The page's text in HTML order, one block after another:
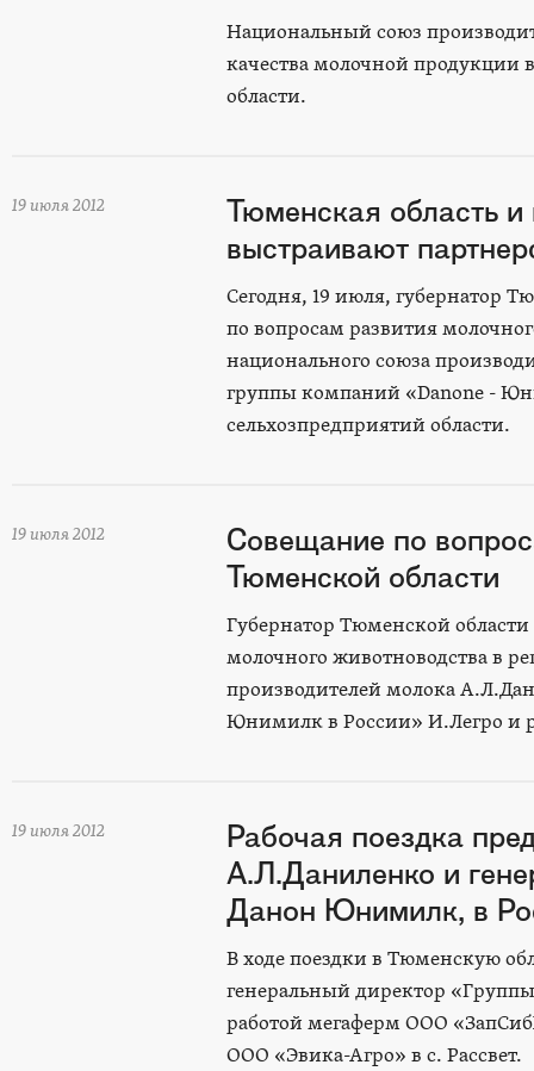
Национальный союз
качества молочной продукции
области.
19 июля 2012
Тюменская область
выстраивают
Сегодня, 19 июля, губернатор
по вопросам развития
национального союза
группы компаний «Danone -
сельхозпредприятий области.
19 июля 2012
Совещание по
Тюменской области
Губернатор Тюменской
молочного животноводства в
производителей молока
Юнимилк в России» И.Легро и
19 июля 2012
Рабочая поездка
А.Л.Даниленко и
Данон Юнимилк, в
В ходе поездки в Тюменскую
генеральный директор
работой мегаферм ООО
ООО «Эвика-Агро» в с. Рассвет.